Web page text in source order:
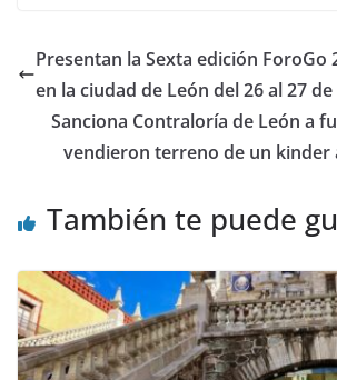
o
o
k
p
p
n
Presentan la Sexta edición ForoGo
en la ciudad de León del 26 al 27
Sanciona Contraloría de León a
vendieron terreno de un kinder
También te puede